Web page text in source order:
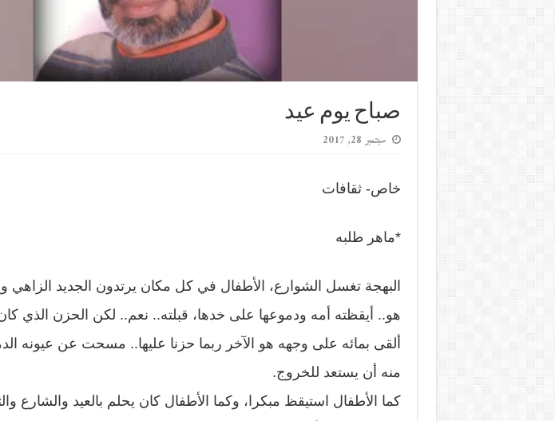
صباح يوم عيد
سبتمبر 28, 2017
خاص- ثقافات
*ماهر طلبه
البهجة تغسل الشوارع، الأطفال في كل مكان يرتدون الجديد الزاهي
هو.. أيقظته أمه ودموعها على خدها، قبلته.. نعم.. لكن الحزن الذي
ألقى بمائه على وجهه هو الآخر ربما حزنا عليها.. مسحت عن عيونه
منه أن يستعد للخروج.
كما الأطفال استيقظ مبكرا، وكما الأطفال كان يحلم بالعيد والشارع